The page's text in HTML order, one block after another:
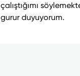
çalıştığımı
gurur duyuyorum.